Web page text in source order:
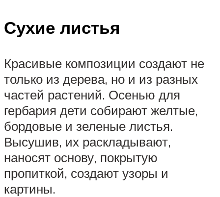
Сухие листья
Красивые композиции создают не
только из дерева, но и из разных
частей растений. Осенью для
гербария дети собирают желтые,
бордовые и зеленые листья.
Высушив, их раскладывают,
наносят основу, покрытую
пропиткой, создают узоры и
картины.